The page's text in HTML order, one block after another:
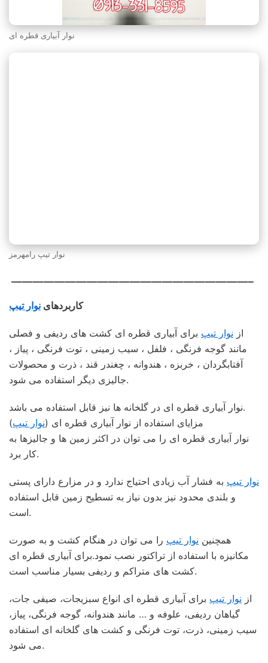
نوار آبیاری قطره ای
نوار تیپ رامهرمز
——————————————————————–
کاربردهای نوار تیپ
از نوار تیپ برای آبیاری قطره ای کشت های ردیفی و فصلی
مانند گوجه فرنگی ، فلفل ، سیب زمینی ، توت فرنگی ، پیاز ،
آفتابگردان ، خربزه ، هندوانه ، چغندر قند ، ذرت و محصولات
جالیزی دیگر استفاده می شود.
نوار آبیاری قطره ای در گلخانه ها نیز قابل استفاده می باشد.
مزایای استفاده از نوار آبیاری قطره ای (نوار تیپ)
نوار آبیاری قطره ای را می توان در اکثر زمین ها و جالیزها به
کار برد.
نوار تیپ به فشار آب زیادی احتیاج ندارد و در مزارع دارای پستی
و بلندی محدود نیز بدون نیاز به تسطیح زمین قابل استفاده
است.
همچنین نوار تیپ را می توان در هنگام کشت و به صورت
مکانیزه با استفاده از تراکتور نصب نمود.برای آبیاری قطره ای
کشت های متراکم و ردیفی بسیار مناسب است.
از نوار تیپ برای آبیاری قطره ای انواع سبزیجات، صیفی جات،
گیاهان ردیفی، علوفه و … مانند هندوانه، گوجه فرنگی، پیاز،
سیب زمینی، ذرت، توت فرنگی و کشت های گلخانه ای استفاده
می شود.